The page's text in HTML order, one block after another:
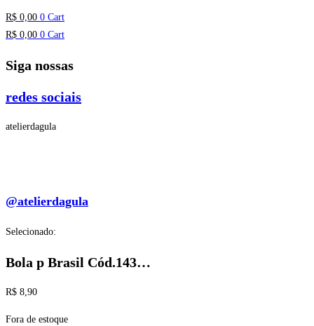
R$ 0,00 0 Cart
R$ 0,00 0 Cart
Siga nossas
redes sociais
atelierdagula
@atelierdagula
Selecionado:
Bola p Brasil Cód.143…
R$ 8,90
Fora de estoque